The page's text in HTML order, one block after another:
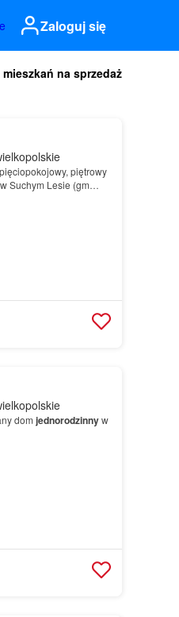
Zaloguj się
mieszkań na sprzedaż
piętrowy
Suchym Lesie (gm…
dom jednorodzinnyw